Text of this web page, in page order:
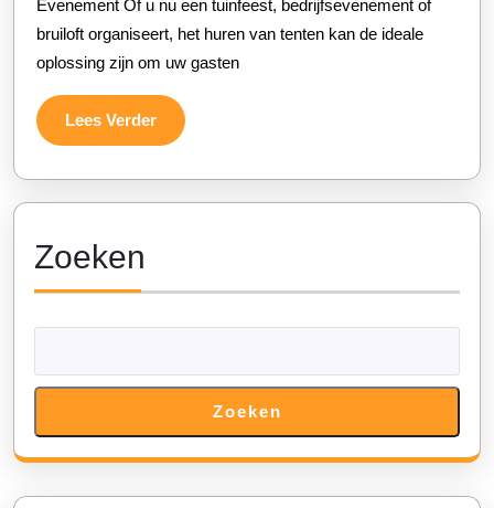
Speciale
Evenement Of u nu een tuinfeest, bedrijfsevenement of
bruiloft organiseert, het huren van tenten kan de ideale
oplossing zijn om uw gasten
Lees VerderLees
Verder
Zoeken
Zoeken